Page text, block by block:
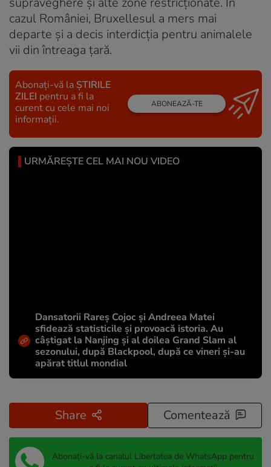
cazul României, Bruxellesul a mers mai
departe și a decis interdicția pentru animalele
vii din întreaga țară.
Abonați-vă la ȘTIRILE
ZILEI pentru a fi la
curent cu cele mai noi
informații.
ABONEAZĂ-TE
URMĂREȘTE CEL MAI NOU VIDEO
Dansatorii Rareș Cojoc și Andreea Matei
sfidează statisticile și provoacă istoria. Au
câștigat la Nanjing și al doilea Grand Slam al
sezonului, după Blackpool, după ce vineri și-au
apărat titlul mondial
Share Comentează
Abonați-vă la canalul Libertatea de WhatsApp pentru